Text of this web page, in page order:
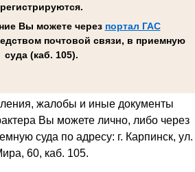
регистрируются.
Вы можете через портал ГАС
почтовой связи, в приемную
суда (каб. 105).
жалобы и иные документы
Вы можете лично, либо через
суда по адресу: г. Карпинск, ул.
60, каб. 105.